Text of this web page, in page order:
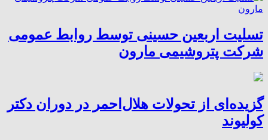
تسلیت اربعین حسینی توسط روابط عمومی
شرکت پتروشیمی مارون
گزیده‌ای از تحولات هلال‌احمر در دوران دکتر
کولیوند